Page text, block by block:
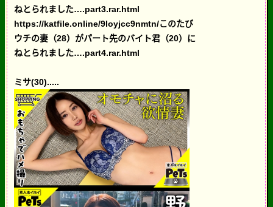
ねとられました….part3.rar.html
https://katfile.online/9loyjcc9nmtn/このたび
ウチの妻（28）がパート先のバイト君（20）に
ねとられました….part4.rar.html
ミサ(30).....